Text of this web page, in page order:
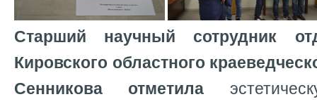
Старший научный сотрудник
Кировского областного
Сенникова отметила